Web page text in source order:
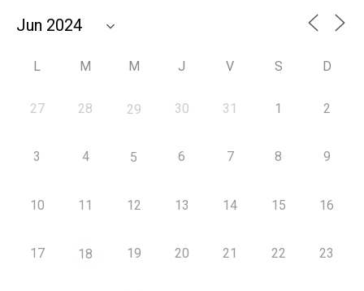
L M M J V S D
27 28 29 30 31 1 2
3 4 5 6 7 8 9
10 11 12 13 14 15 16
17 18 19 20 21 22 23